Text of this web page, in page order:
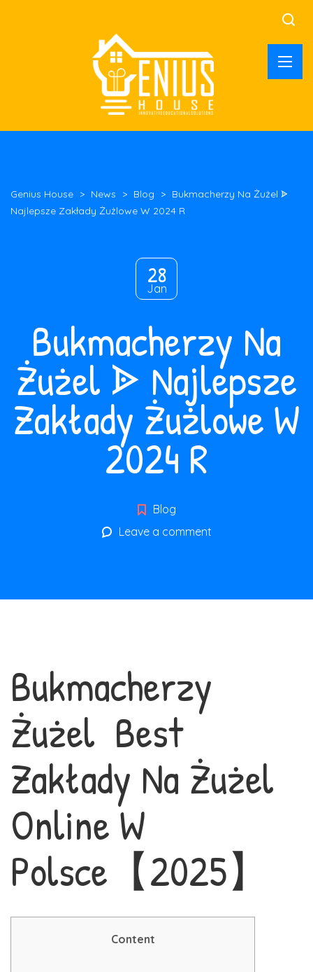
Genius House > News > Blog > Bukmacherzy Na Żużel ᗎ
Najlepsze Zakłady Żużlowe W 2024 R
28
Jan
Bukmacherzy Na
Żużel ᗎ Najlepsze
Zakłady Żużlowe W
2024 R
Blog
Leave a comment
Bukmacherzy
Żużel ️ Best
Zakłady Na Żużel
Online W
Polsce【2025】
Content